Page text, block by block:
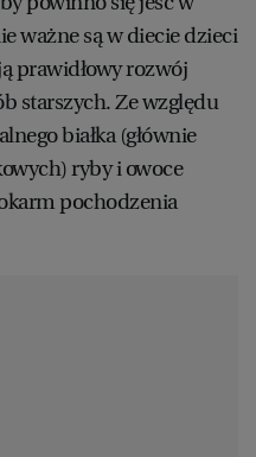
GÓRA
ważne są w diecie dzieci
prawidłowy rozwój
starszych. Ze względu
białka (głównie
ryby i owoce
pochodzenia